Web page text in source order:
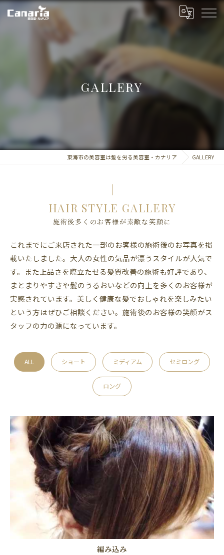
GALLERY
東海市の美容室は髪を労る美容室・カナリア GALLERY
HAIR STYLE GALLERY
施術後多くのお客様が素敵な笑顔に
これまでにご来店された一部のお客様の施術後のお写真を掲
載いたしました。大人の女性の気品が漂うスタイルが人気で
す。また上品さを際立たせる髪質改善の施術も好評であり、
まとまりやすさや髪のうるおいなどの向上を多くのお客様が
実感されています。美しく健康な髪でおしゃれを楽しみたい
という方はぜひご相談ください。施術後のお客様の笑顔がス
タッフの力の源になっています。
ALL ショート ミディアム セミロング
ロング
編み込み